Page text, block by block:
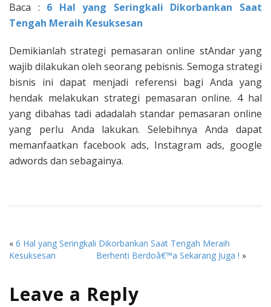
Baca : 6 Hal yang Seringkali Dikorbankan Saat
Tengah Meraih Kesuksesan
Demikianlah strategi pemasaran online stAndar yang
wajib dilakukan oleh seorang pebisnis. Semoga strategi
bisnis ini dapat menjadi referensi bagi Anda yang
hendak melakukan strategi pemasaran online. 4 hal
yang dibahas tadi adadalah standar pemasaran online
yang perlu Anda lakukan. Selebihnya Anda dapat
memanfaatkan facebook ads, Instagram ads, google
adwords dan sebagainya.
« 6 Hal yang Seringkali Dikorbankan Saat Tengah Meraih
Kesuksesan
Berhenti Berdoâ€™a Sekarang Juga ! »
Leave a Reply